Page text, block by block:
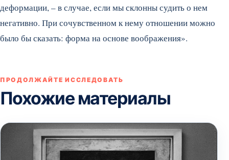
деформации, – в случае, если мы склонны судить о нем
негативно. При сочувственном к нему отношении можно
было бы сказать: форма на основе воображения».
ПРОДОЛЖАЙТЕ ИССЛЕДОВАТЬ
Похожие материалы